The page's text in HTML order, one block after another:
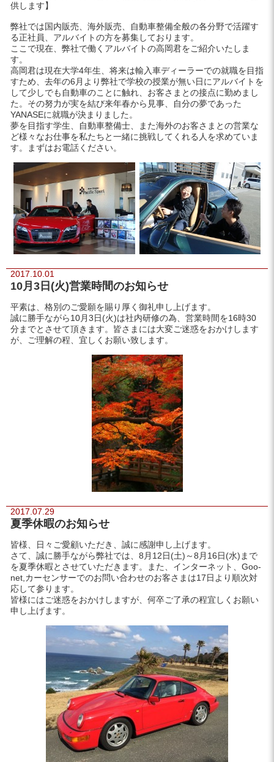
供します】
弊社では国内販売、海外販売、自動車整備全般の各分野で活躍す
る正社員、アルバイトの方を募集しております。
ここで現在、弊社で働くアルバイトの高岡君をご紹介いたしま
す。
高岡君は現在大学4年生、将来は輸入車ディーラーでの就職を目指
すため、去年の6月より弊社で学校の授業が無い日にアルバイトを
して少しでも自動車のことに触れ、お客さまとの接点に勤めまし
た。その努力が実を結び来年春から見事、自分の夢であった
YANASEに就職が決まりました。
夢を目指す学生、自動車整備士、また海外のお客さまとの営業な
ど様々なお仕事を私たちと一緒に挑戦してくれる人を求めていま
す。まずはお電話ください。
2017.10.01
10月3日(火)営業時間のお知らせ
平素は、格別のご愛願を賜り厚く御礼申し上げます。
誠に勝手ながら10月3日(火)は社内研修の為、営業時間を16時30
分までとさせて頂きます。皆さまには大変ご迷惑をおかけします
が、ご理解の程、宜しくお願い致します。
2017.07.29
夏季休暇のお知らせ
皆様、日々ご愛顧いただき、誠に感謝申し上げます。
さて、誠に勝手ながら弊社では、8月12日(土)～8月16日(水)まで
を夏季休暇とさせていただきます。また、インターネット、Goo-
net,カーセンサーでのお問い合わせのお客さまは17日より順次対
応して参ります。
皆様にはご迷惑をおかけしますが、何卒ご了承の程宜しくお願い
申し上げます。